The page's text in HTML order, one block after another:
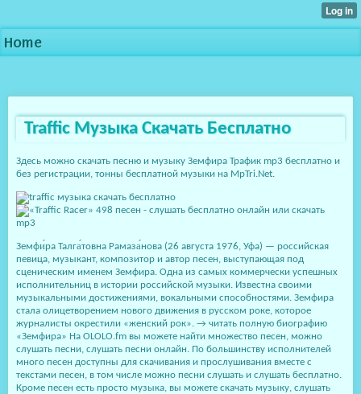
Home
Traffic Музыка Скачать Бесплатно
Здесь можно cкачать песню и музыку Земфира Трафик mp3 бесплатно и
без регистрации, тонны бесплатной музыки на MpTri.Net.
Земфи́ра Талга́товна Рамаза́нова (26 августа 1976, Уфа) — российская
певица, музыкант, композитор и автор песен, выступающая под
сценическим именем Земфира. Одна из самых коммерчески успешных
исполнительниц в истории российской музыки. Известна своими
музыкальными достижениями, вокальными способностями. Земфира
стала олицетворением нового движения в русском роке, которое
журналисты окрестили «женский рок». → читать полную биографию
«Земфира» На OLOLO.fm вы можете найти множество песен, можно
слушать песни, слушать песни онлайн. По большинству исполнителей
много песен доступны для скачивания и прослушивания вместе с
текстами песен, в том числе можно песни слушать и слушать бесплатно.
Кроме песен есть просто музыка, вы можете скачать музыку, слушать